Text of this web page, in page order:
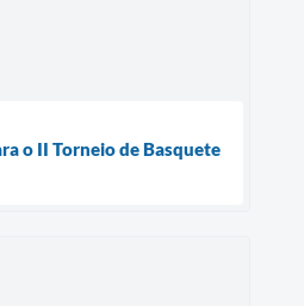
o II Torneio de Basquete